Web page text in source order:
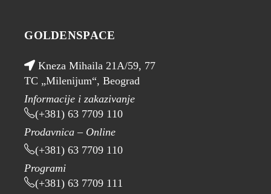
GOLDENSPACE
Kneza Mihaila 21A/59, 77
TC „Milenijum“, Beograd
Informacije i zakazivanje
(+381) 63 7709 110
Prodavnica – Online
(+381) 63 7709 110
Programi
(+381) 63 7709 111